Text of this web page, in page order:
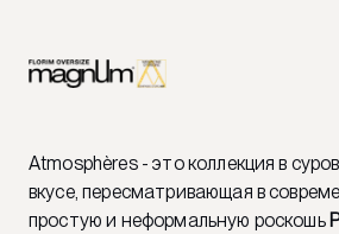
Atmosphères - это коллекция в
вкусе, пересматривающая в
простую и неформальную роскошь